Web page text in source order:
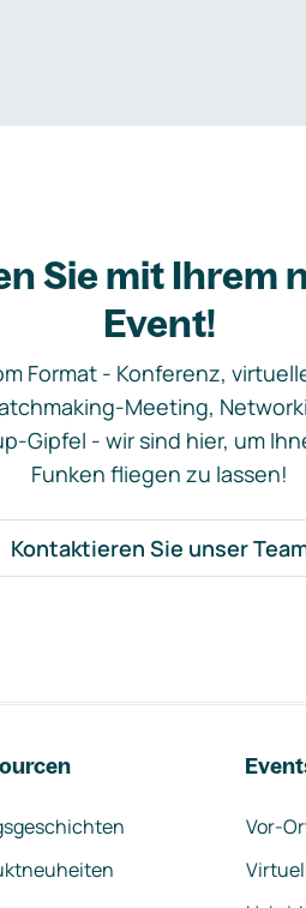
Sie mit Ihrem
Event!
Format - Konferenz,
Meeting,
Gipfel - wir sind hier, um
Funken fliegen zu lassen!
Kontaktieren Sie unser
Vor-